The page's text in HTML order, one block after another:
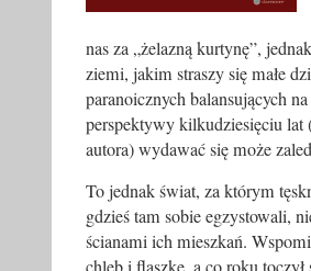
nas za „żelazną kurtynę”,
ziemi, jakim straszy się małe
paranoicznych balansujących
perspektywy kilkudziesięciu
autora) wydawać się może
To jednak świat, za którym
gdzieś tam sobie egzystowali,
ścianami ich mieszkań.